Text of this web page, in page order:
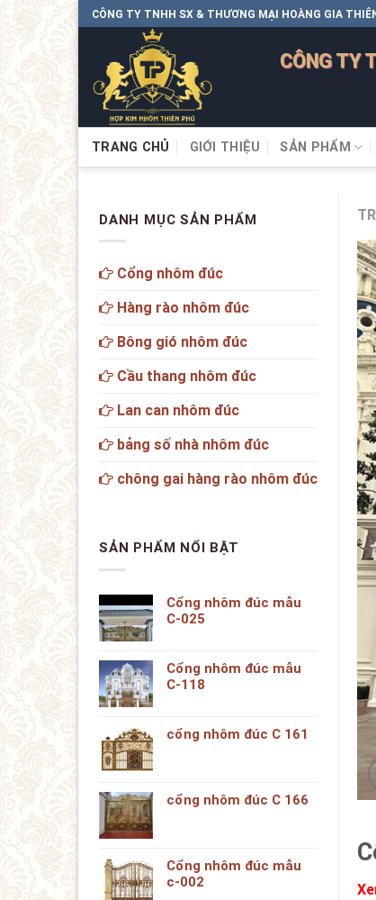
CÔNG TY TNHH SX & THƯƠNG MẠI HOÀNG GIA
CÔNG TY
TRANG CHỦ GIỚI THIỆU SẢN PHẨM
DANH MỤC SẢN PHẨM
Cổng nhôm đúc
Hàng rào nhôm đúc
Bông gió nhôm đúc
Cầu thang nhôm đúc
Lan can nhôm đúc
bảng số nhà nhôm đúc
chông gai hàng rào nhôm đúc
SẢN PHẨM NỔI BẬT
Cổng nhôm đúc mẫu
C-025
Cổng nhôm đúc mẫu
C-118
cổng nhôm đúc C 161
cổng nhôm đúc C 166
Cổng nhôm đúc mẫu
c-002